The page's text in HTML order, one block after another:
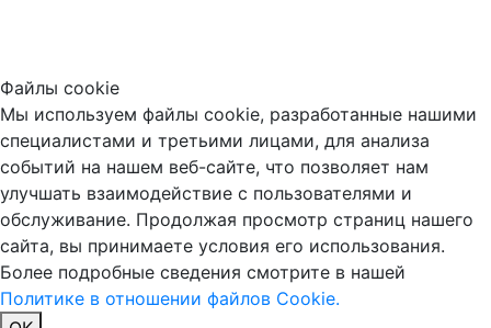
Файлы cookie
Мы используем файлы cookie, разработанные нашими
специалистами и третьими лицами, для анализа
событий на нашем веб-сайте, что позволяет нам
улучшать взаимодействие с пользователями и
обслуживание. Продолжая просмотр страниц нашего
сайта, вы принимаете условия его использования.
Более подробные сведения смотрите в нашей
Политике в отношении файлов Cookie.